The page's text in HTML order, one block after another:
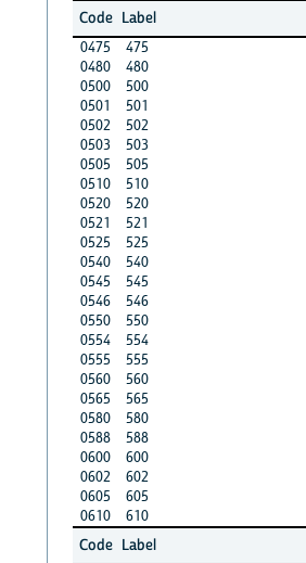
Code Label
0475
475
0480
480
0500
500
0501
501
0502
502
0503
503
0505
505
0510
510
0520
520
0521
521
0525
525
0540
540
0545
545
0546
546
0550
550
0554
554
0555
555
0560
560
0565
565
0580
580
0588
588
0600
600
0602
602
0605
605
0610
610
Code Label